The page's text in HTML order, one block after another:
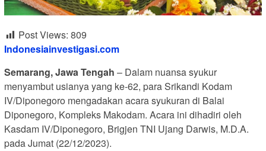
Post Views: 809
Indonesiainvestigasi.com
Semarang, Jawa Tengah – Dalam nuansa syukur
menyambut usianya yang ke-62, para Srikandi Kodam
IV/Diponegoro mengadakan acara syukuran di Balai
Diponegoro, Kompleks Makodam. Acara ini dihadiri oleh
Kasdam IV/Diponegoro, Brigjen TNI Ujang Darwis, M.D.A.
pada Jumat (22/12/2023).